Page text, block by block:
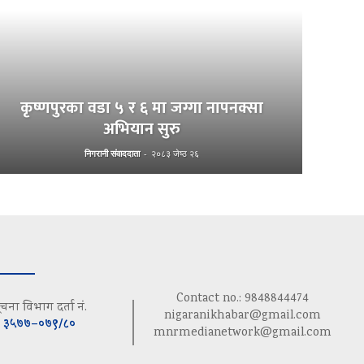
कृष्णपुरका वडा ५ र ६ मा जग्गा नापनक्सा
अभियान सुरु
निगरानी संवाददाता - २०८३ जेष्ठ २६
विभाग दर्ता नं.
३५७७–०७९/८०
Contact no.: 9848844474
nigaranikhabar@gmail.com
mnrmedianetwork@gmail.com